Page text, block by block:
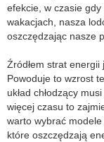
efekcie, w czasie
wakacjach, nasza
oszczędzając nasze
Źródłem strat energii
Powoduje to wzrost
układ chłodzący
więcej czasu to
warto wybrać
które oszczędzają